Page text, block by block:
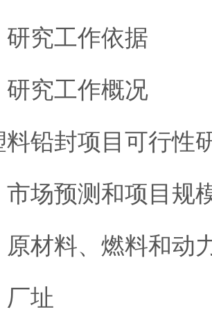
研究工作依据
研究工作概况
料铅封项目可行性
市场预测和项目规
原材料、燃料和动
厂址